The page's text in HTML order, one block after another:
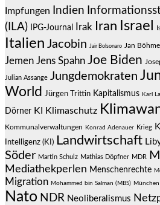
Impfungen Indien
(ILA)
IPG-Journal Irak Iran Israel
Italien Jacobin Jair Bolsonaro Jan
Jemen Jens Spahn Joe Biden
Julian Assange Jungdemokraten
World
Jürgen Trittin Kapitalismus Karl
Dörner KI Klimaschutz
Kommunalverwaltungen Konrad Adenauer Krieg
Intelligenz (KI) Landwirtschaft
Söder Martin Schulz Mathias Döpfner MDR
Mediathekperlen Menschenrechte
Migration Mohammed bin Salman (MBS) München
Nato NDR Neoliberalismus